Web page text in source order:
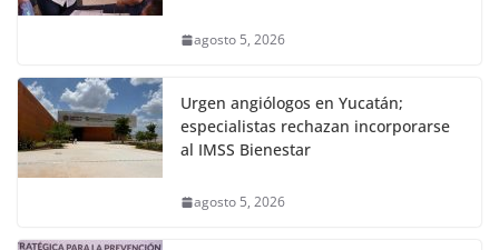
agosto 5, 2026
Urgen angiólogos en Yucatán;
especialistas rechazan incorporarse
al IMSS Bienestar
agosto 5, 2026